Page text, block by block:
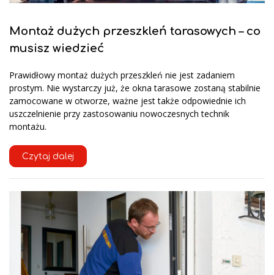
Montaż dużych przeszkleń tarasowych – co
musisz wiedzieć
Prawidłowy montaż dużych przeszkleń nie jest zadaniem
prostym. Nie wystarczy już, że okna tarasowe zostaną stabilnie
zamocowane w otworze, ważne jest także odpowiednie ich
uszczelnienie przy zastosowaniu nowoczesnych technik
montażu.
Czytaj dalej